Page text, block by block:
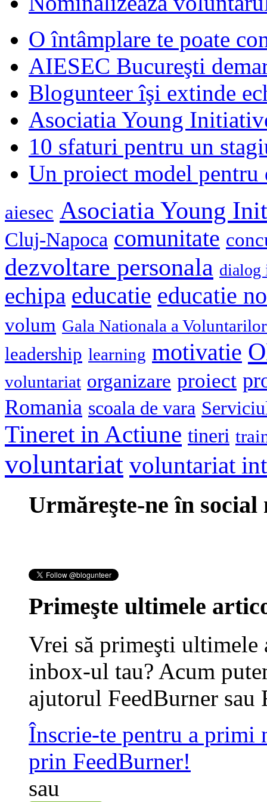
O întâmplare te poate
AIESEC Bucureşti
Blogunteer îşi extinde
Asociatia Young
10 sfaturi pentru un
Un proiect model
aiesec Asociatia Young
Cluj-Napoca comunitate
dezvoltare personala dialog
echipa educatie educatie
volum Gala Nationala a Voluntarilor
leadership learning motivatie
voluntariat organizare proiect
Romania scoala de vara
Tineret in Actiune tineri
voluntariat voluntariat
Urmăreşte-ne în social
Primeşte ultimele
Vrei să primeşti
inbox-ul tau? Acum
ajutorul FeedBurner sau
Înscrie-te pentru a primi
prin FeedBurner!
sau